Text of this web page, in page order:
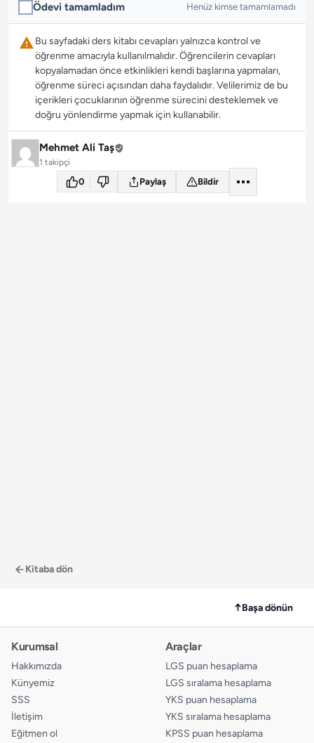
Ödevi tamamladım Henüz kimse tamamlamadı
Bu sayfadaki ders kitabı cevapları yalnızca kontrol ve
öğrenme amacıyla kullanılmalıdır. Öğrencilerin cevapları
kopyalamadan önce etkinlikleri kendi başlarına yapmaları,
öğrenme süreci açısından daha faydalıdır. Velilerimiz de bu
içerikleri çocuklarının öğrenme sürecini desteklemek ve
doğru yönlendirme yapmak için kullanabilir.
Mehmet Ali Taş
1 takipçi
0 Paylaş Bildir
Kitaba dön
↑Başa dönün
Kurumsal
Hakkımızda
Künyemiz
SSS
İletişim
Eğitmen ol
Araçlar
LGS puan hesaplama
LGS sıralama hesaplama
YKS puan hesaplama
YKS sıralama hesaplama
KPSS puan hesaplama